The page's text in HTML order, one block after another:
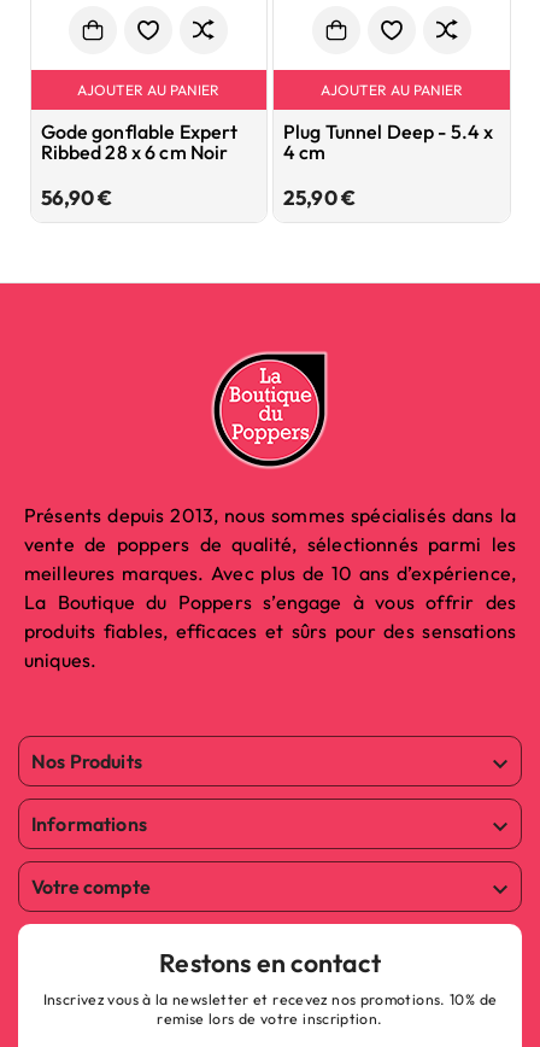
AJOUTER AU PANIER
Gode gonflable Expert
Ribbed 28 x 6 cm Noir
56,90 €Prix
AJOUTER AU PANIER
Plug Tunnel Deep - 5.4 x
4 cm
25,90 €Prix
Présents depuis 2013, nous sommes spécialisés dans la
vente de poppers de qualité, sélectionnés parmi les
meilleures marques. Avec plus de 10 ans d’expérience,
La Boutique du Poppers s’engage à vous offrir des
produits fiables, efficaces et sûrs pour des sensations
uniques.
Nos Produits 
Informations 
Votre compte 
Restons en contact
Inscrivez vous à la newsletter et recevez nos promotions. 10% de
remise lors de votre inscription.